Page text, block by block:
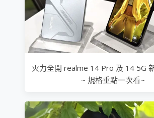
火力全開 realme 14 Pro 及 14 5G
~ 規格重點一次看~